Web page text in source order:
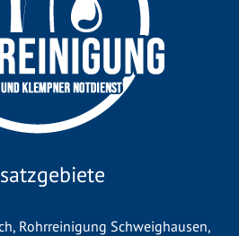
, Rohrreinigung Schweighausen,